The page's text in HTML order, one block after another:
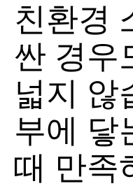
친환경
싼 경우
넓지 않
부에 닿
때 만족